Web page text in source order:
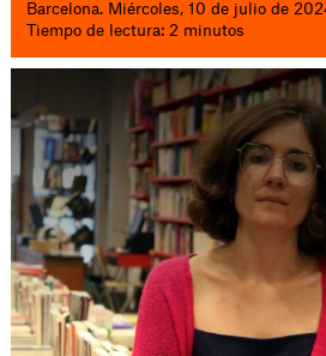
Barcelona. Miércoles, 10 de julio de
Tiempo de lectura: 2 minutos